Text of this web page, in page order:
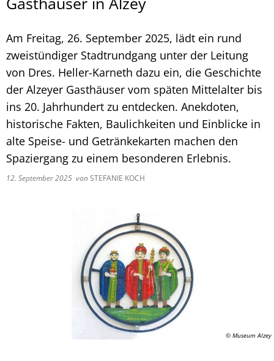
Am Freitag, 26. September 2025, lädt ein rund
zweistündiger Stadtrundgang unter der Leitung
von Dres. Heller-Karneth dazu ein, die Geschichte
der Alzeyer Gasthäuser vom späten Mittelalter bis
ins 20. Jahrhundert zu entdecken. Anekdoten,
historische Fakten, Baulichkeiten und Einblicke in
alte Speise- und Getränkekarten machen den
Spaziergang zu einem besonderen Erlebnis.
12. September 2025 vonSTEFANIE KOCH
© Museum Alzey